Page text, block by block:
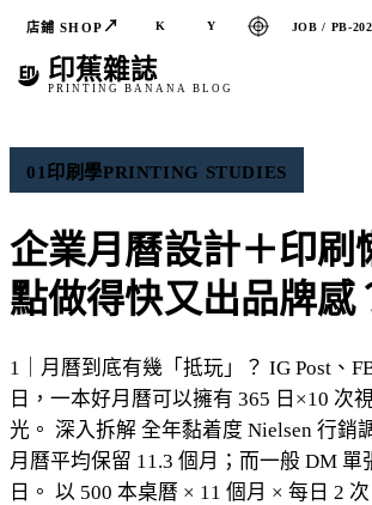
店鋪 SHOP ↗ K Y JOB / PB-
印蕉雜誌
PRINTING BANANA BLOG
01 印刷學PRINTING STUDIES
企業月曆設計＋印刷
點做得快又出品牌
1｜月曆到底有幾「抵玩」？ IG Post、
日，一本好月曆可以擁有 365 日×10 次
光。 深入拆解 全年黏着度 Nielsen 行銷
月曆平均保留 11.3 個月；而一般 DM 單
日。 以 500 本桌曆 × 11 個月 × 每日 2